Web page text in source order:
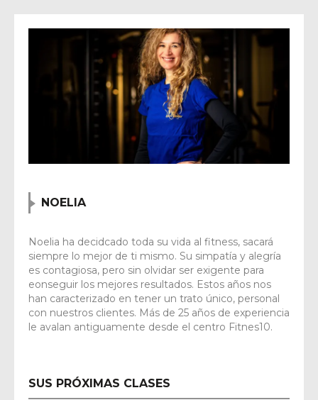
NOELIA
Noelia ha decidcado toda su vida al fitness, sacará
siempre lo mejor de ti mismo. Su simpatía y alegría
es contagiosa, pero sin olvidar ser exigente para
eonseguir los mejores resultados. Estos años nos
han caracterizado en tener un trato único, personal
con nuestros clientes. Más de 25 años de experiencia
le avalan antiguamente desde el centro Fitnes10.
SUS PRÓXIMAS CLASES